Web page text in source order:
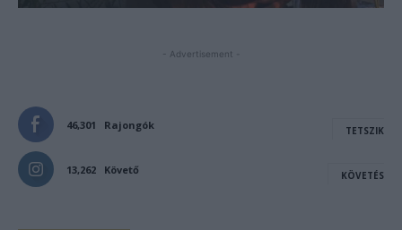
- Advertisement -
46,301 Rajongók TETSZIK
13,262 Követő KÖVETÉS